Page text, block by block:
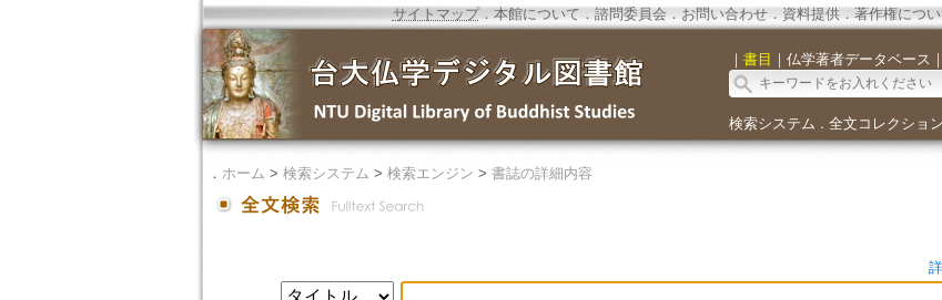
サイトマップ．本館について ． 諮問委員会． お問い合わせ． 資料提供． 著作権につ
｜ 書目 ｜ 仏学著者データベース ｜
検索システム ． 全文コレクション
． ホーム > 検索システム > 検索エンジン > 書誌の詳細内容